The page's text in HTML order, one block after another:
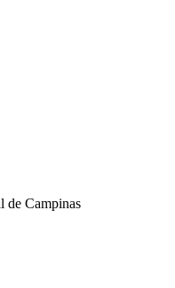
de Campinas